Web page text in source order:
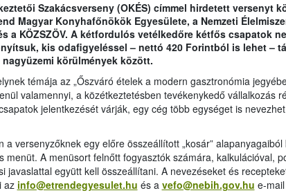
Szakácsverseny (OKÉS) címmel hirdetett versenyt
Magyar Konyhafőnökök Egyesülete, a Nemzeti
a KÖZSZÖV. A kétfordulós vetélkedőre kétfős csapatok
kis odafigyeléssel – nettó 420 Forintból is lehet –
körülmények között.
témája az „Őszváró ételek a modern gasztronómia
valamennyi, a közétkeztetésben tevékenykedő vállalkozás
jelentkezését várják, egy cég több egységet is
a versenyzőknek egy előre összeállított „kosár”
menüt. A menüsort felnőtt fogyasztók számára, kalkulációval,
javaslattal együtt kell összeállítani. A nevezéseket és
az info@etrendegyesulet.hu és a vefo@nebih.gov.hu e-